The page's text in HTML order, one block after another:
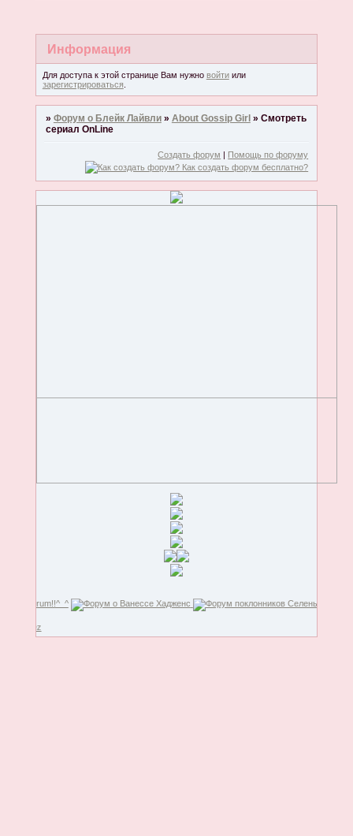
Информация
Для доступа к этой странице Вам нужно войтиили
зарегистрироваться.
» Форум о Блейк Лайвли » About Gossip Girl » Смотреть
сериал OnLine
Создать форум | Помощь по форуму